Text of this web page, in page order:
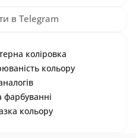
в Telegram
коліровка
кольору
кольору